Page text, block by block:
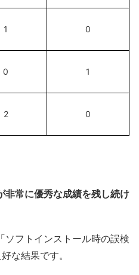
1 0
0 1
2 0
非常に優秀な成績を残し続け
ソフトインストール時の誤検
な結果です。